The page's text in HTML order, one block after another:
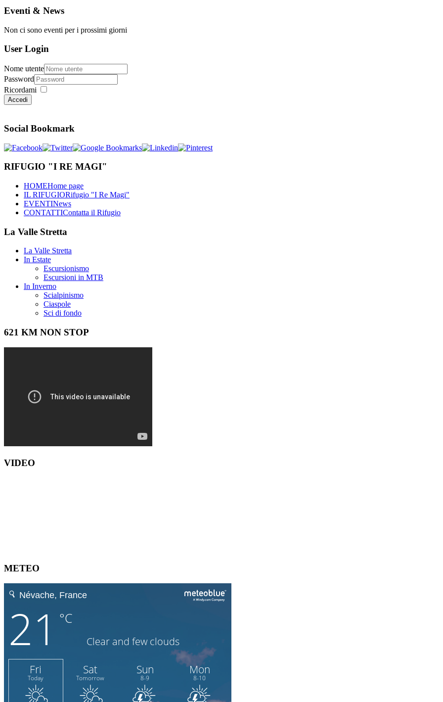
Eventi & News
Non ci sono eventi per i prossimi giorni
User Login
Nome utente
Password
Ricordami
Accedi
Social Bookmark
RIFUGIO "I RE MAGI"
HOMEHome page
IL RIFUGIORifugio "I Re Magi"
EVENTINews
CONTATTIContatta il Rifugio
La Valle Stretta
La Valle Stretta
In Estate
Escursionismo
Escursioni in MTB
In Inverno
Scialpinismo
Ciaspole
Sci di fondo
621 KM NON STOP
VIDEO
METEO